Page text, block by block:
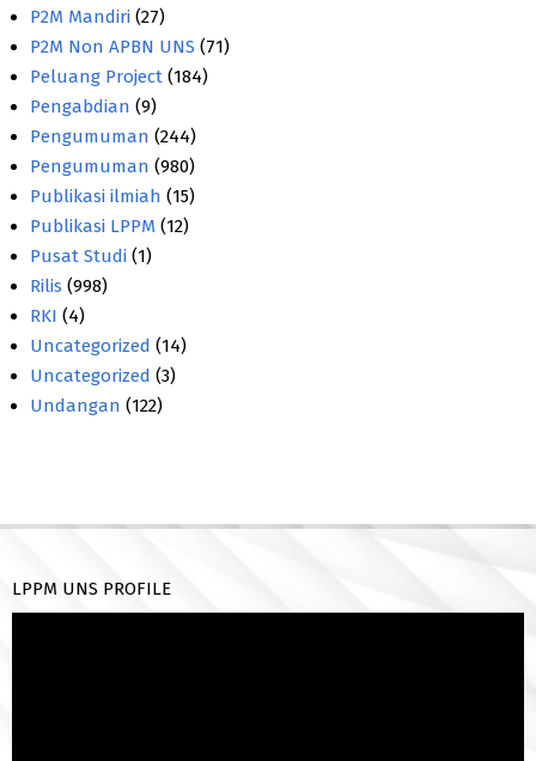
P2M Mandiri (27)
P2M Non APBN UNS (71)
Peluang Project (184)
Pengabdian (9)
Pengumuman (244)
Pengumuman (980)
Publikasi ilmiah (15)
Publikasi LPPM (12)
Pusat Studi (1)
Rilis (998)
RKI (4)
Uncategorized (14)
Uncategorized (3)
Undangan (122)
LPPM UNS PROFILE